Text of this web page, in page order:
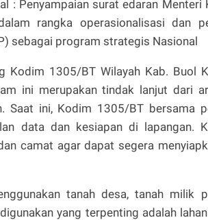
: Penyampaian surat edaran Menteri
rangka operasionalisasi dan
sebagai program strategis Nasional
Kodim 1305/BT Wilayah Kab. Buol
ini merupakan tindak lanjut dari
Saat ini, Kodim 1305/BT bersama
data dan kesiapan di lapangan.
camat agar dapat segera
tanah desa, tanah milik
yang terpenting adalah